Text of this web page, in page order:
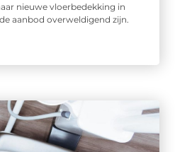
nieuwe vloerbedekking in
aanbod overweldigend zijn.